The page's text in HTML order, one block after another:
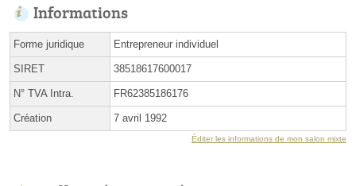
Informations
Forme juridique Entrepreneur individuel
SIRET 38518617600017
N° TVA Intra. FR62385186176
Création 7 avril 1992
Éditer les informations de mon salon mixte